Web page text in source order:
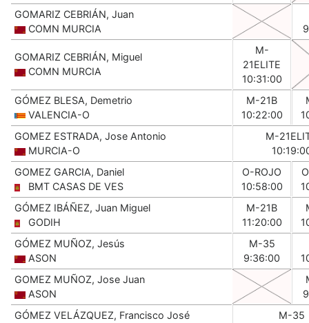
GOMARIZ CEBRIÁN, Juan
COMN MURCIA
GOMARIZ CEBRIÁN, Miguel
COMN MURCIA
M-
21ELITE
10:31:00
GÓMEZ BLESA, Demetrio
VALENCIA-O
M-21B
10:22:00
GOMEZ ESTRADA, Jose Antonio
MURCIA-O
M-
GOMEZ GARCIA, Daniel
BMT CASAS DE VES
O-ROJO
10:58:00
GÓMEZ IBÁÑEZ, Juan Miguel
GODIH
M-21B
11:20:00
GÓMEZ MUÑOZ, Jesús
ASON
M-35
9:36:00
GOMEZ MUÑOZ, Jose Juan
ASON
GÓMEZ VELÁZQUEZ, Francisco José
M-35